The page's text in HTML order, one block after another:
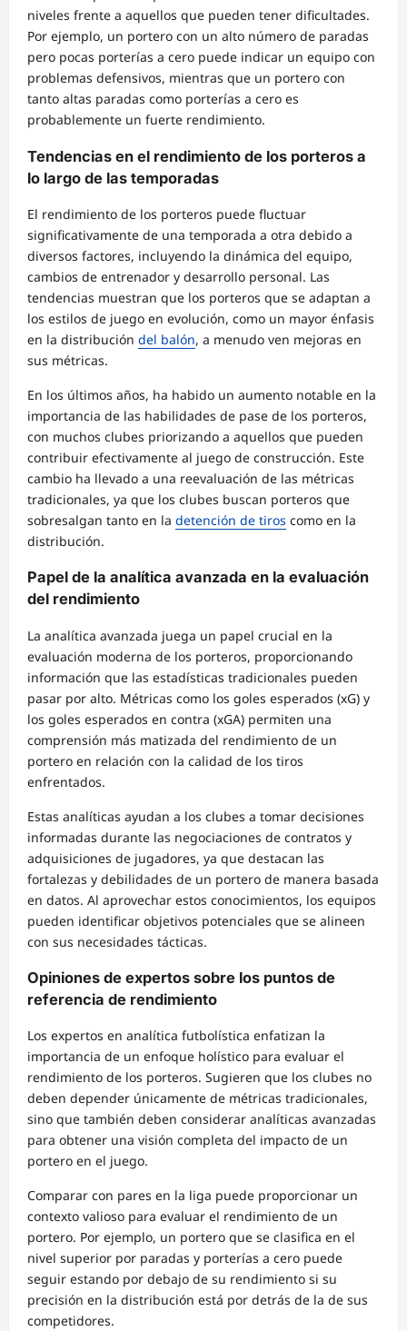
niveles frente a aquellos que pueden tener dificultades.
Por ejemplo, un portero con un alto número de paradas
pero pocas porterías a cero puede indicar un equipo con
problemas defensivos, mientras que un portero con
tanto altas paradas como porterías a cero es
probablemente un fuerte rendimiento.
Tendencias en el rendimiento de los porteros a
lo largo de las temporadas
El rendimiento de los porteros puede fluctuar
significativamente de una temporada a otra debido a
diversos factores, incluyendo la dinámica del equipo,
cambios de entrenador y desarrollo personal. Las
tendencias muestran que los porteros que se adaptan a
los estilos de juego en evolución, como un mayor énfasis
en la distribución del balón, a menudo ven mejoras en
sus métricas.
En los últimos años, ha habido un aumento notable en la
importancia de las habilidades de pase de los porteros,
con muchos clubes priorizando a aquellos que pueden
contribuir efectivamente al juego de construcción. Este
cambio ha llevado a una reevaluación de las métricas
tradicionales, ya que los clubes buscan porteros que
sobresalgan tanto en la detención de tiros como en la
distribución.
Papel de la analítica avanzada en la evaluación
del rendimiento
La analítica avanzada juega un papel crucial en la
evaluación moderna de los porteros, proporcionando
información que las estadísticas tradicionales pueden
pasar por alto. Métricas como los goles esperados (xG) y
los goles esperados en contra (xGA) permiten una
comprensión más matizada del rendimiento de un
portero en relación con la calidad de los tiros
enfrentados.
Estas analíticas ayudan a los clubes a tomar decisiones
informadas durante las negociaciones de contratos y
adquisiciones de jugadores, ya que destacan las
fortalezas y debilidades de un portero de manera basada
en datos. Al aprovechar estos conocimientos, los equipos
pueden identificar objetivos potenciales que se alineen
con sus necesidades tácticas.
Opiniones de expertos sobre los puntos de
referencia de rendimiento
Los expertos en analítica futbolística enfatizan la
importancia de un enfoque holístico para evaluar el
rendimiento de los porteros. Sugieren que los clubes no
deben depender únicamente de métricas tradicionales,
sino que también deben considerar analíticas avanzadas
para obtener una visión completa del impacto de un
portero en el juego.
Comparar con pares en la liga puede proporcionar un
contexto valioso para evaluar el rendimiento de un
portero. Por ejemplo, un portero que se clasifica en el
nivel superior por paradas y porterías a cero puede
seguir estando por debajo de su rendimiento si su
precisión en la distribución está por detrás de la de sus
competidores.